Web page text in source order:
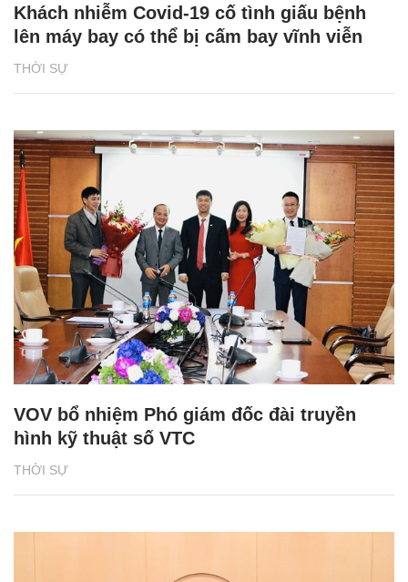
THỜI SỰ
Khách nhiễm Covid-19 cố tình giấu bệnh
lên máy bay có thể bị cấm bay vĩnh viễn
THỜI SỰ
VOV bổ nhiệm Phó giám đốc đài truyền
hình kỹ thuật số VTC